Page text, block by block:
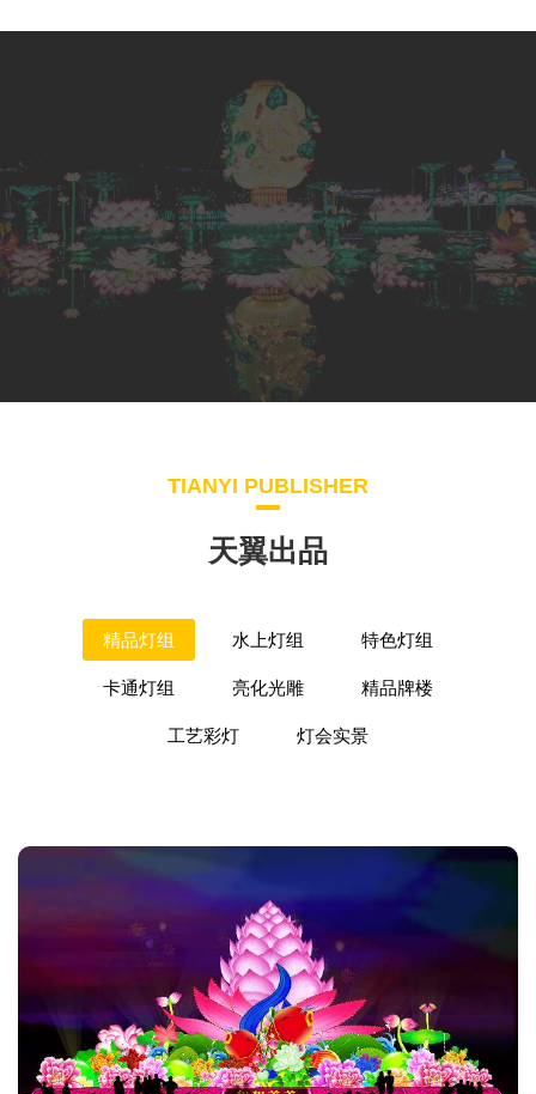
TIANYI PUBLISHER
天翼出品
精品灯组 水上灯组 特色灯组
卡通灯组 亮化光雕 精品牌楼
工艺彩灯 灯会实景